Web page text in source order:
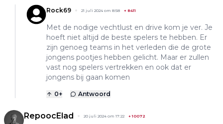
Rock69 21 juli 2024 om 8:58 + 8411
Met de nodige vechtlust en drive kom je ver. Je
hoeft niet altijd de beste spelers te hebben. Er
zijn genoeg teams in het verleden die de grote
jongens pootjes hebben gelicht. Maar er zullen
vast nog spelers vertrekken en ook dat er
jongens bij gaan komen
0+ Antwoord
RepoocElad 20 juli 2024 om 17:22 +10072